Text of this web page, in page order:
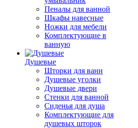
Пеналы для ванной
Шкафы навесные
Ножки для мебели
Комплектующие в
ванную
Душевые
Шторки для ванн
Душевые уголки
Душевые двери
Стенки для ванной
Сиденья для душа
Комплектующие для
душевых шторок